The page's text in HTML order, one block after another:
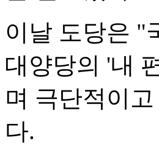
이날 도당은 "
대양당의 '내
며 극단적이
다.